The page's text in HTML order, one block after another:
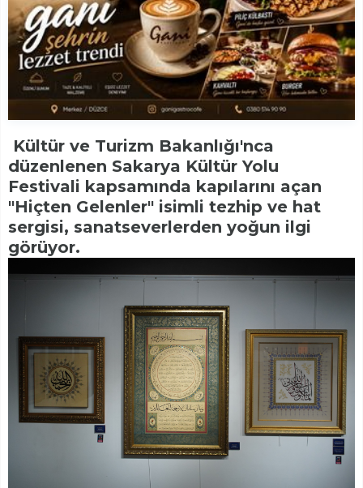
Kültür ve Turizm Bakanlığı'nca
düzenlenen Sakarya Kültür Yolu
Festivali kapsamında kapılarını açan
"Hiçten Gelenler" isimli tezhip ve hat
sergisi, sanatseverlerden yoğun ilgi
görüyor.